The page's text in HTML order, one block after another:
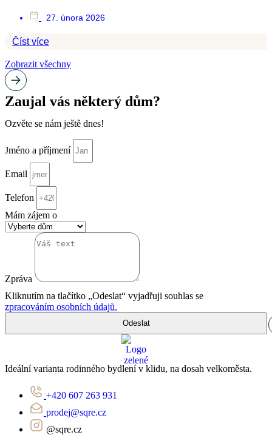
27. února 2026
Číst více
Zobrazit všechny
Zaujal vás některý dům?
Ozvěte se nám ještě dnes!
Jméno a příjmení
Email
Telefon
Mám zájem o
Zpráva
Kliknutím na tlačítko „Odeslat“ vyjadřuji souhlas se
zpracováním osobních údajů.
Odeslat
Ideální varianta rodinného bydlení v klidu, na dosah velkoměsta.
+420 607 263 931
prodej@sqre.cz
@sqre.cz